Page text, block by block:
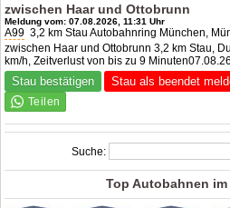
zwischen Haar und Ottobrunn
Meldung vom: 07.08.2026, 11:31 Uhr
A99 3,2 km Stau Autobahnring München,
zwischen Haar und Ottobrunn 3,2 km Stau,
km/h, Zeitverlust von bis zu 9
Stau bestätigen Stau als beendet
Suche:
Top Autobahnen